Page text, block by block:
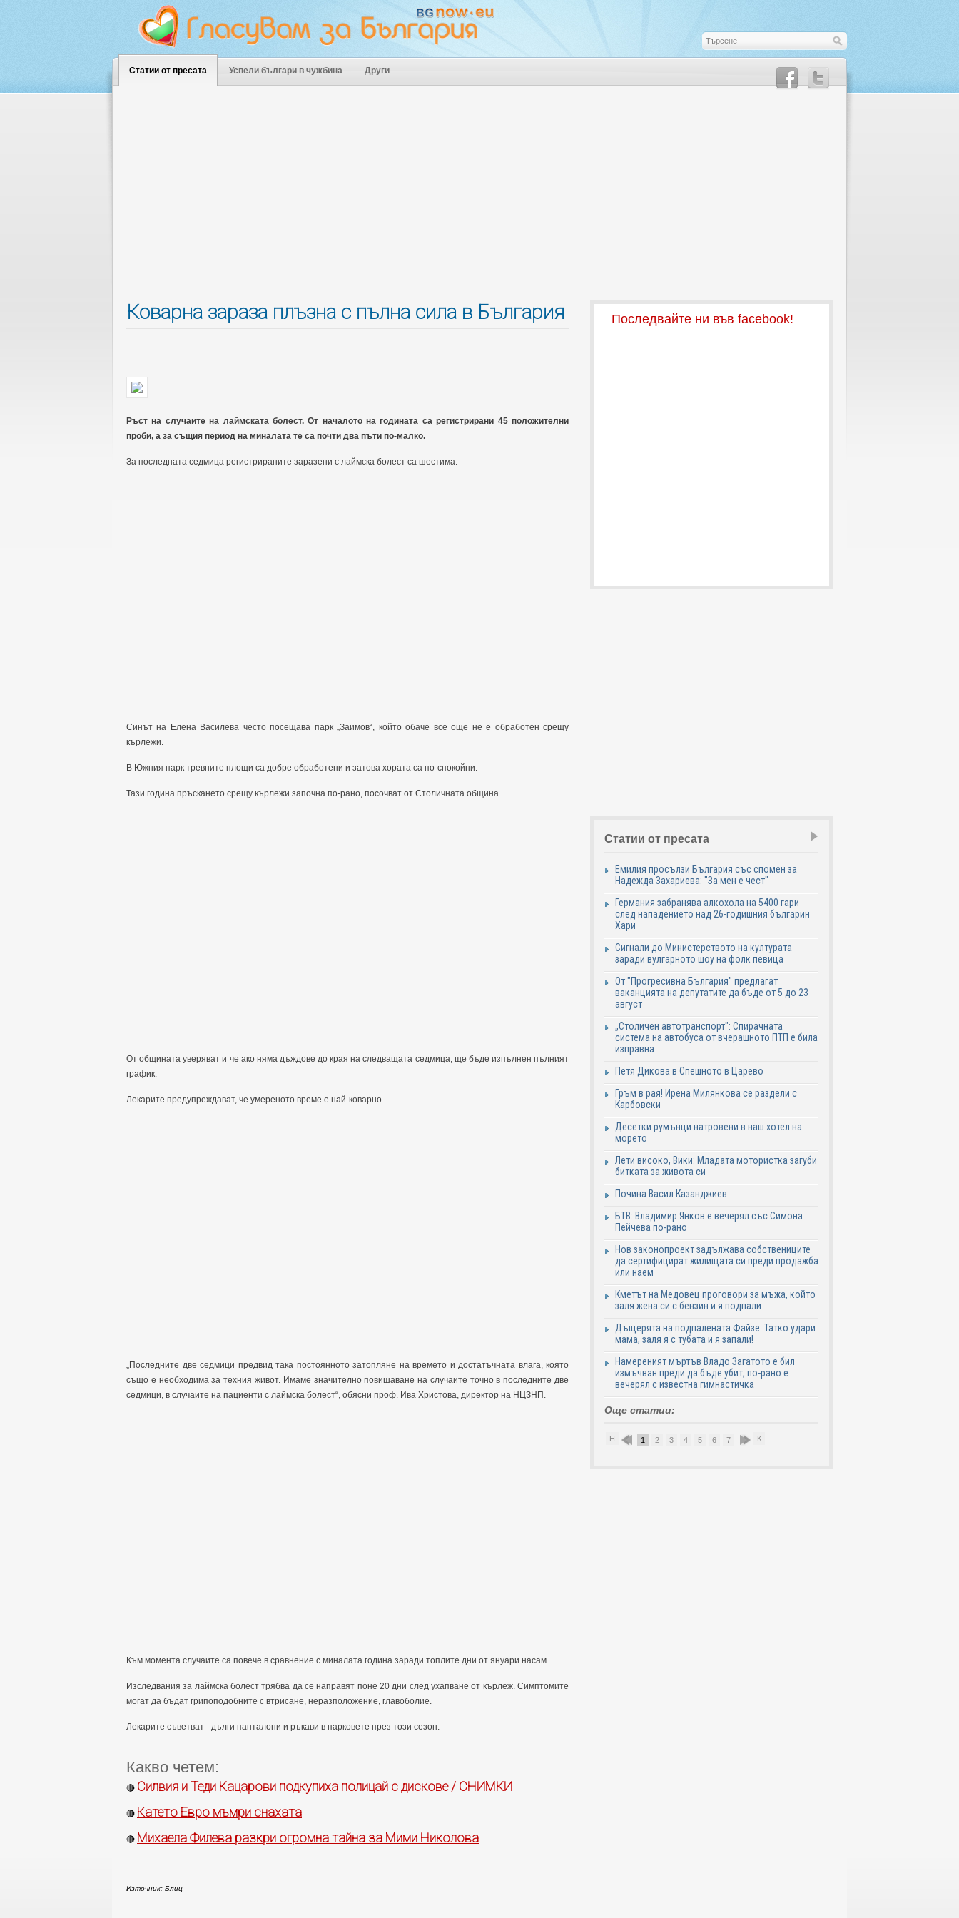
Статии от пресата Успели българи в чужбина Други
Коварна зараза плъзна с пълна сила в България
Ръст на случаите на лаймската болест. От началото на годината са регистрирани 45 положителни
проби, а за същия период на миналата те са почти два пъти по-малко.
За последната седмица регистрираните заразени с лаймска болест са шестима.
Синът на Елена Василева често посещава парк „Заимов“, който обаче все още не е обработен срещу
кърлежи.
В Южния парк тревните площи са добре обработени и затова хората са по-спокойни.
Тази година пръскането срещу кърлежи започна по-рано, посочват от Столичната община.
От общината уверяват и че ако няма дъждове до края на следващата седмица, ще бъде изпълнен пълният
график.
Лекарите предупреждават, че умереното време е най-коварно.
„Последните две седмици предвид така постоянното затопляне на времето и достатъчната влага, която
също е необходима за техния живот. Имаме значително повишаване на случаите точно в последните две
седмици, в случаите на пациенти с лаймска болест“, обясни проф. Ива Христова, директор на НЦЗНП.
Към момента случаите са повече в сравнение с миналата година заради топлите дни от януари насам.
Изследвания за лаймска болест трябва да се направят поне 20 дни след ухапване от кърлеж. Симптомите
могат да бъдат грипоподобните с втрисане, неразположение, главоболие.
Лекарите съветват - дълги панталони и ръкави в парковете през този сезон.
Какво четем:
🔴 Силвия и Теди Кацарови подкупиха полицай с дискове / СНИМКИ
🔴 Катето Евро мъмри снахата
🔴 Михаела Филева разкри огромна тайна за Мими Николова
Източник: Блиц
Последвайте ни във facebook!
Статии от пресата
Емилия просълзи България със спомен за
Надежда Захариева: "За мен е чест"
Германия забранява алкохола на 5400 гари
след нападението над 26-годишния българин
Хари
Сигнали до Министерството на културата
заради вулгарното шоу на фолк певица
От "Прогресивна България" предлагат
ваканцията на депутатите да бъде от 5 до 23
август
„Столичен автотранспорт": Спирачната
система на автобуса от вчерашното ПТП е била
изправна
Петя Дикова в Спешното в Царево
Гръм в рая! Ирена Милянкова се раздели с
Карбовски
Десетки румънци натровени в наш хотел на
морето
Лети високо, Вики: Младата мотористка загуби
битката за живота си
Почина Васил Казанджиев
БТВ: Владимир Янков е вечерял със Симона
Пейчева по-рано
Нов законопроект задължава собствениците
да сертифицират жилищата си преди продажба
или наем
Кметът на Медовец проговори за мъжа, който
заля жена си с бензин и я подпали
Дъщерята на подпалената Файзе: Татко удари
мама, заля я с тубата и я запали!
Намереният мъртъв Владо Загатото е бил
измъчван преди да бъде убит, по-рано е
вечерял с известна гимнастичка
Още статии:
Н 1 2 3 4 5 6 7 8 9К